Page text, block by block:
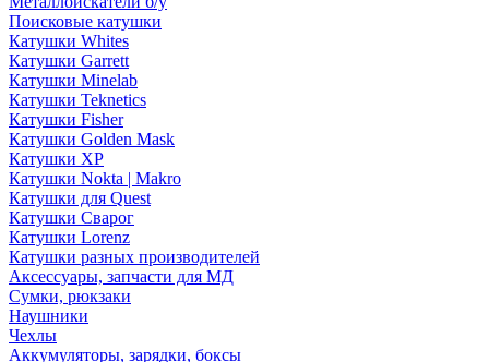
Поисковые катушки
Катушки Whites
Катушки Garrett
Катушки Minelab
Катушки Teknetics
Катушки Fisher
Катушки Golden Mask
Катушки XP
Катушки Nokta | Makro
Катушки для Quest
Катушки Сварог
Катушки Lorenz
Катушки разных производителей
Аксессуары, запчасти для МД
Сумки, рюкзаки
Наушники
Чехлы
Аккумуляторы, зарядки, боксы